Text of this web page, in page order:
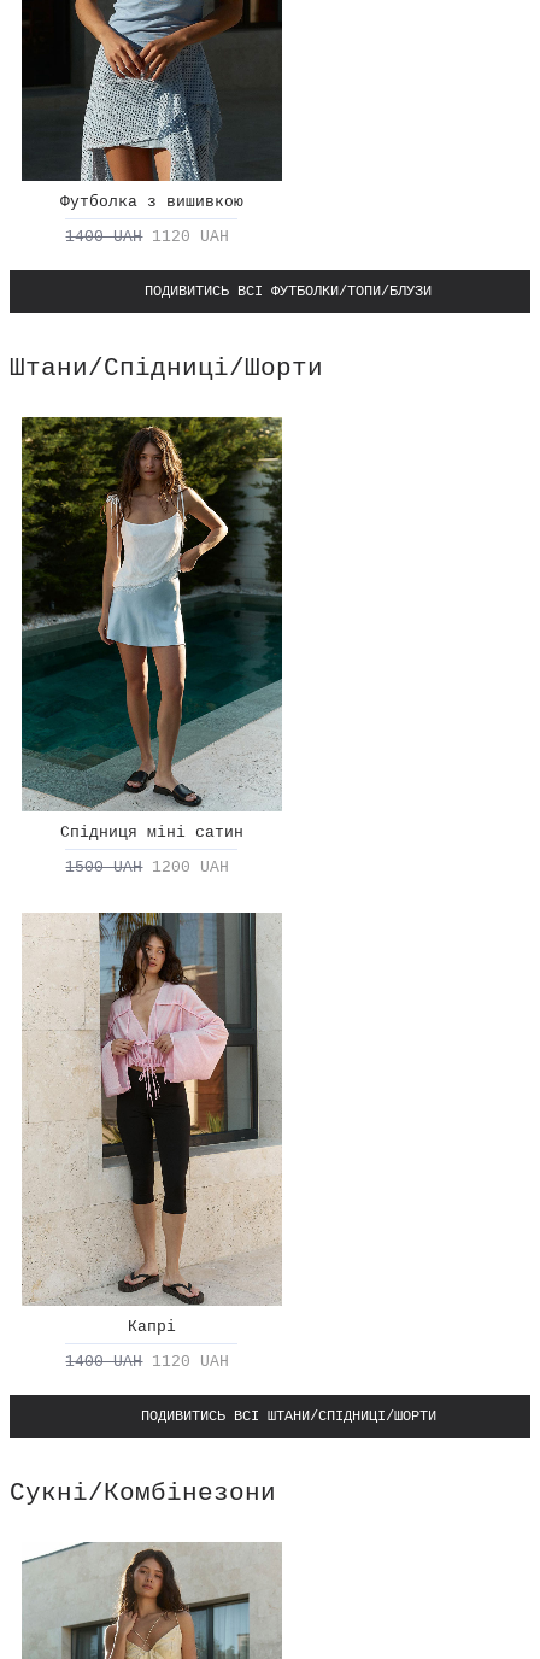
Футболка з вишивкою
1400 UAH 1120 UAH
ПОДИВИТИСЬ ВСІ ФУТБОЛКИ/ТОПИ/БЛУЗИ
Штани/Спідниці/Шорти
Спідниця міні сатин
1500 UAH 1200 UAH
Капрі
1400 UAH 1120 UAH
ПОДИВИТИСЬ ВСІ ШТАНИ/СПІДНИЦІ/ШОРТИ
Сукні/Комбінезони